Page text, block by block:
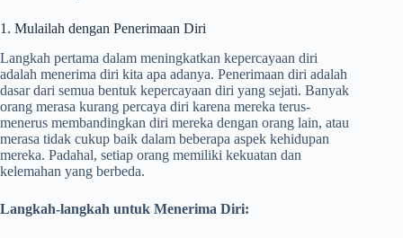
1. Mulailah dengan Penerimaan Diri
Langkah pertama dalam meningkatkan kepercayaan diri
adalah menerima diri kita apa adanya. Penerimaan diri adalah
dasar dari semua bentuk kepercayaan diri yang sejati. Banyak
orang merasa kurang percaya diri karena mereka terus-
menerus membandingkan diri mereka dengan orang lain, atau
merasa tidak cukup baik dalam beberapa aspek kehidupan
mereka. Padahal, setiap orang memiliki kekuatan dan
kelemahan yang berbeda.
Langkah-langkah untuk Menerima Diri: